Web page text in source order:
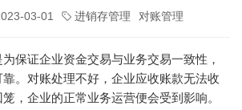
03-01 进销存管理 对账管理
保证企业资金交易与业务交易一致性，
。对账处理不好，企业应收账款无法收
，企业的正常业务运营便会受到影响。